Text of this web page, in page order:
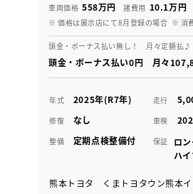
車両価格 558万円 諸費用 10.1万円
※ 価格は展示店にて8月登録の場合 ※ 消
頭金・ボーナス払い無し！ 月々定額払♪
頭金・ボーナス払い0円 月々
年式 2025年(R7年) 走行
修復 なし 車検
整備 定期点検整備付 保証
ロ
ハ
熊本トヨタ くまトヨタウン熊本